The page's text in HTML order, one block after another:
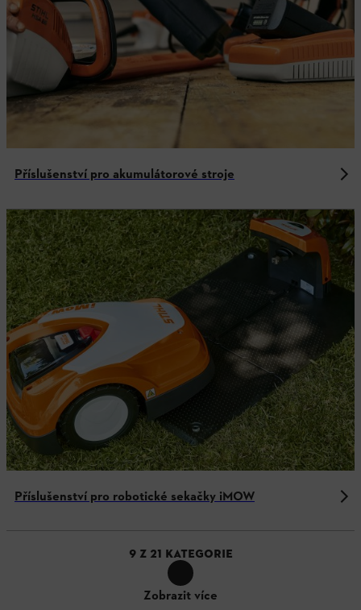
Příslušenství pro akumulátorové stroje
Příslušenství pro robotické sekačky iMOW
9 Z 21 KATEGORIE
Zobrazit více